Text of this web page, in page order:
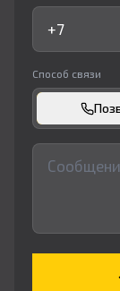
Способ связи